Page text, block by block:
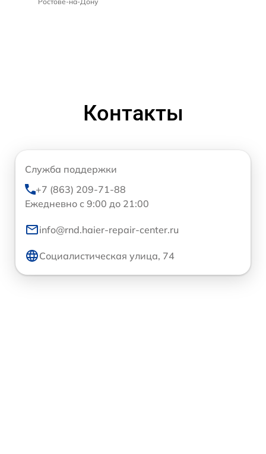
Контакты
Служба поддержки
+7 (863) 209-71-88
Ежедневно с 9:00 до 21:00
info@rnd.haier-repair-center.ru
Социалистическая улица, 74